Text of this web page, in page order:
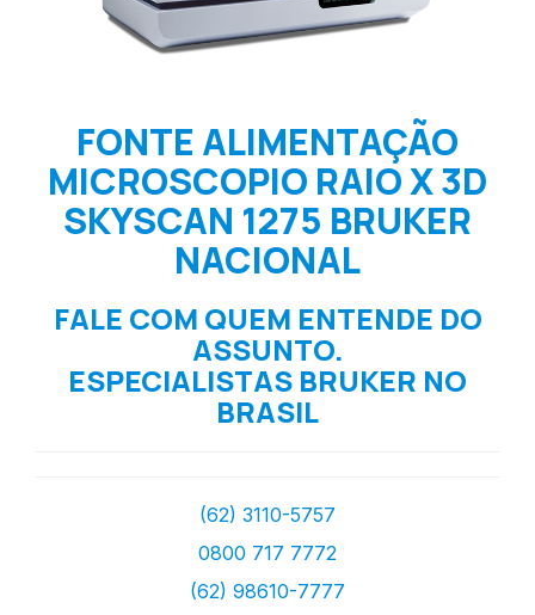
FONTE ALIMENTAÇÃO
MICROSCOPIO RAIO X 3D
SKYSCAN 1275 BRUKER
NACIONAL
FALE COM QUEM ENTENDE DO
ASSUNTO.
ESPECIALISTAS BRUKER NO
BRASIL
(62) 3110-5757
0800 717 7772
(62) 98610-7777